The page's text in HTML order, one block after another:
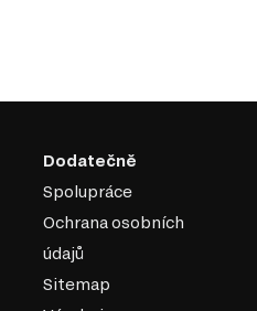
Dodatečně
Spolupráce
Ochrana osobních
údajů
Sitemap